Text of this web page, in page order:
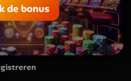
de bonus